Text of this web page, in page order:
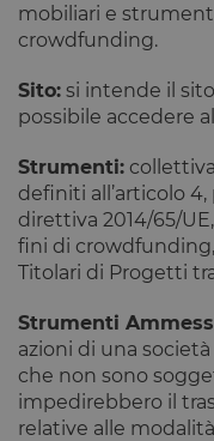
mobiliari e
crowdfunding.
Sito: si intende il sito
possibile accedere
Strumenti:
definiti all’articolo 4,
direttiva 2014/65/
fini di
Titolari di Progetti
Strumenti
azioni di una
che non sono
impedirebbero il
relative alle